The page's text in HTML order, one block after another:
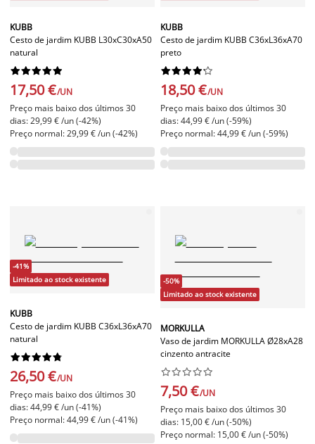
KUBB
Cesto de jardim KUBB L30xC30xA50
natural






17,50 €/UN
Preço mais baixo dos últimos 30
dias: 29,99 € /un (-42%)
Preço normal: 29,99 € /un (-42%)
KUBB
Cesto de jardim KUBB C36xL36xA70
preto






18,50 €/UN
Preço mais baixo dos últimos 30
dias: 44,99 € /un (-59%)
Preço normal: 44,99 € /un (-59%)
-41%
Limitado ao stock existente
KUBB
Cesto de jardim KUBB C36xL36xA70
natural






26,50 €/UN
Preço mais baixo dos últimos 30
dias: 44,99 € /un (-41%)
Preço normal: 44,99 € /un (-41%)
-50%
Limitado ao stock existente
MORKULLA
Vaso de jardim MORKULLA Ø28xA28
cinzento antracite






7,50 €/UN
Preço mais baixo dos últimos 30
dias: 15,00 € /un (-50%)
Preço normal: 15,00 € /un (-50%)